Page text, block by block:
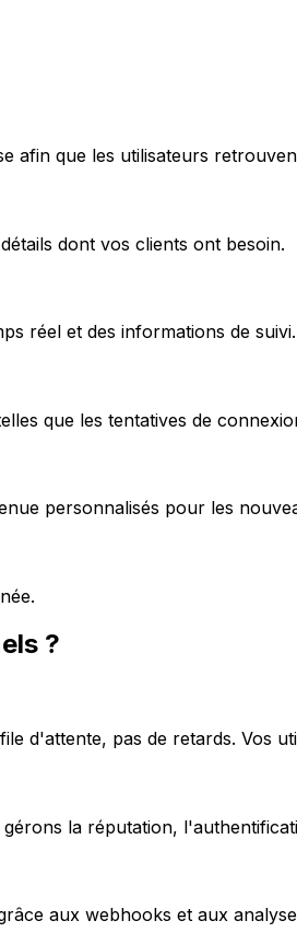
afin que les utilisateurs
dont vos clients ont besoin.
réel et des informations de suivi.
que les tentatives de
personnalisés pour les
?
d'attente, pas de retards. Vos
la réputation,
aux webhooks et aux